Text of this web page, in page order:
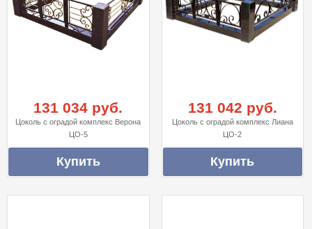
131 034 руб.
Цоколь с оградой комплекс Верона
ЦО-5
131 042 руб.
Цоколь с оградой комплекс Лиана
ЦО-2